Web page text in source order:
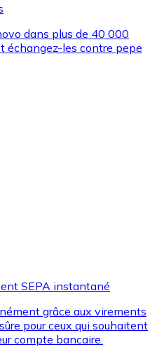
dans plus de 40 000
échangez-les contre pepe
SEPA instantané
grâce aux virements
pour ceux qui souhaitent
compte bancaire.